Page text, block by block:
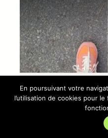
Comment briser la
groupe nombreux
L’animateurice,
centrale de part et
personnes vont devoir
En poursuivant votre
l’utilisation de cookies pour